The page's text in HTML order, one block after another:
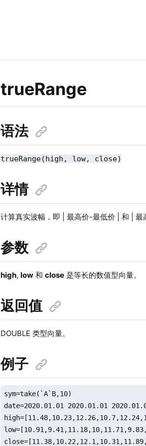
trueRange
语法
trueRange(high, low, close)
详情
计算真实波幅，即 | 最高价-最低价 | 和 |
参数
high,low 和close 是等长的数值型向量。
返回值
DOUBLE 类型向量。
例子
sym=take(`A`B,10)
date=2020.01.01 2020.01.01